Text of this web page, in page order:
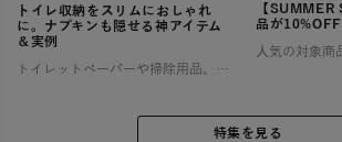
トイレ収納をスリムにおしゃれ
に。ナプキンも隠せる神アイテム
＆実例
トイレットペーパーや掃除用品、サニタリー用品など、とかく物が多くなりがちなトイレ空間は、「狭い」「生活感が出てしまう」といったお悩みを抱える方が少なくありません。 特に小さなお子様がいるご家庭では、おむつやその処理に関わ […]
【SUMMER
品が10%OFF
特集を見る